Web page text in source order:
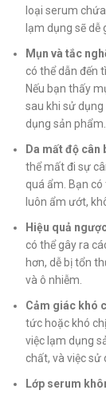
loại serum
lạm dụng sẽ
Mụn và tắc
có thể dẫn đến
Nếu bạn thấy
sau khi sử
dụng sản phẩm.
Da mất độ cân
thể mất đi sự
quá ẩm. Bạn
luôn ẩm ướt,
Hiệu quả
có thể gây ra
hơn, dễ bị tổn
và ô nhiễm.
Cảm giác khó
tức hoặc khó
việc lạm dụng
chất, và việc sử
Lớp serum